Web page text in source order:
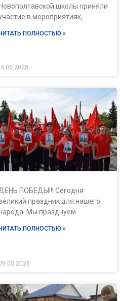
Новополтавской школы приняли
в мероприятиях,
ПОЛНОСТЬЮ »
ПОБЕДЫ!!! Сегодня
праздник для нашего
Мы празднуем
ПОЛНОСТЬЮ »